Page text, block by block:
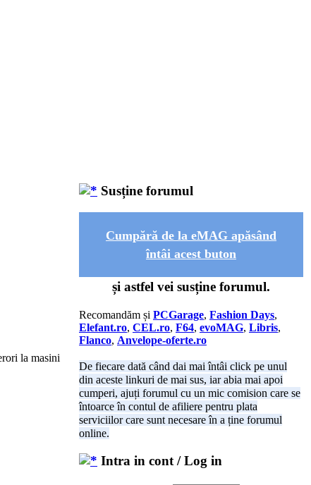
la masini
Susține forumul
Cumpără de la eMAG apăsând
întâi acest buton
și astfel vei susține forumul.
Recomandăm și PCGarage, Fashion Days,
Elefant.ro, CEL.ro, F64, evoMAG, Libris,
Flanco, Anvelope-oferte.ro
De fiecare dată când dai mai întâi click pe unul
din aceste linkuri de mai sus, iar abia mai apoi
cumperi, ajuți forumul cu un mic comision care se
întoarce în contul de afiliere pentru plata
serviciilor care sunt necesare în a ține forumul
online.
Intra in cont / Log in